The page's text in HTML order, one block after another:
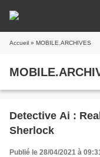
Accueil » MOBILE.ARCHIVES
Detective Ai :
Sherlock
Publié le 28/04/2021 à